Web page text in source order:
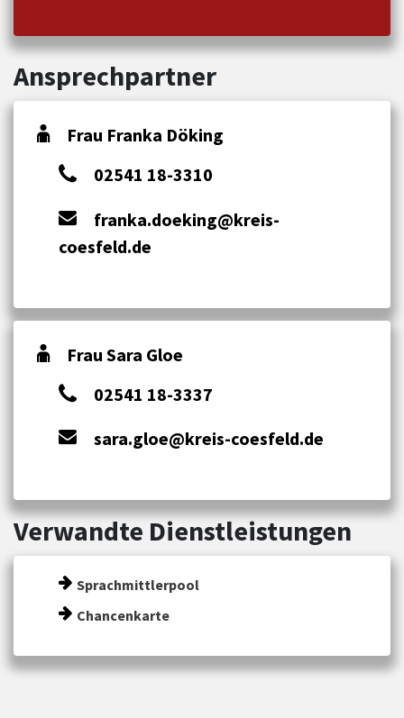
Ansprechpartner
Frau Franka Döking
02541 18-3310
franka.doeking@kreis-
coesfeld.de
Frau Sara Gloe
02541 18-3337
sara.gloe@kreis-coesfeld.de
Verwandte Dienstleistungen
Sprachmittlerpool
Chancenkarte